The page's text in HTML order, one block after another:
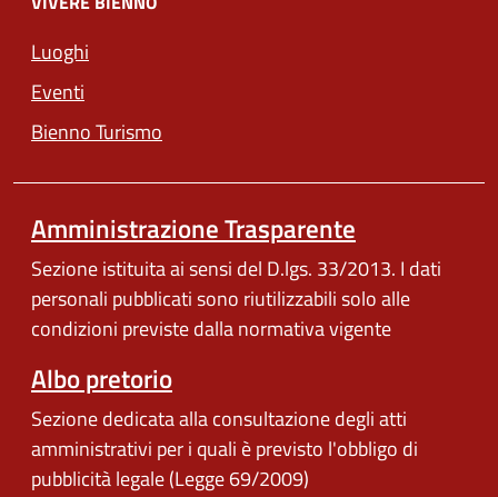
Luoghi
Eventi
Bienno Turismo
Amministrazione Trasparente
Sezione istituita ai sensi del D.lgs. 33/2013. I dati
personali pubblicati sono riutilizzabili solo alle
condizioni previste dalla normativa vigente
Albo pretorio
Sezione dedicata alla consultazione degli atti
amministrativi per i quali è previsto l'obbligo di
pubblicità legale (Legge 69/2009)